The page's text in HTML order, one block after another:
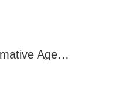
讲座：Cities as Transformative Agents for Global Sustainability